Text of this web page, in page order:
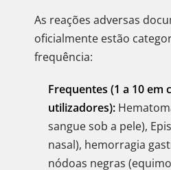
As reações adversas
oficialmente estão
frequência:
Frequentes (1 a 10 em
utilizadores):
sangue sob a pele),
nasal), hemorragia
nódoas negras